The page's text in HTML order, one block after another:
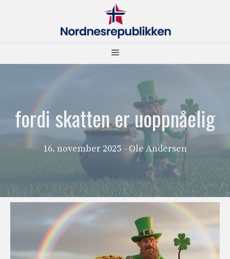
Meny
fordi skatten er uoppnåelig
16. november 2025 - Ole Andersen